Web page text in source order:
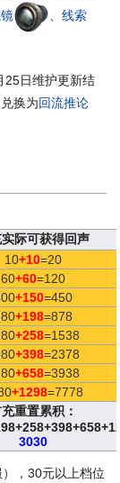
、线索
25日维护更新结
换为回流推论
际可获得回声
10+10=20
60+60=120
+150=450
+198=878
+258=1538
+398=2378
+658=3938
+1298=7778
重置累积：
3030
，30元以上档位